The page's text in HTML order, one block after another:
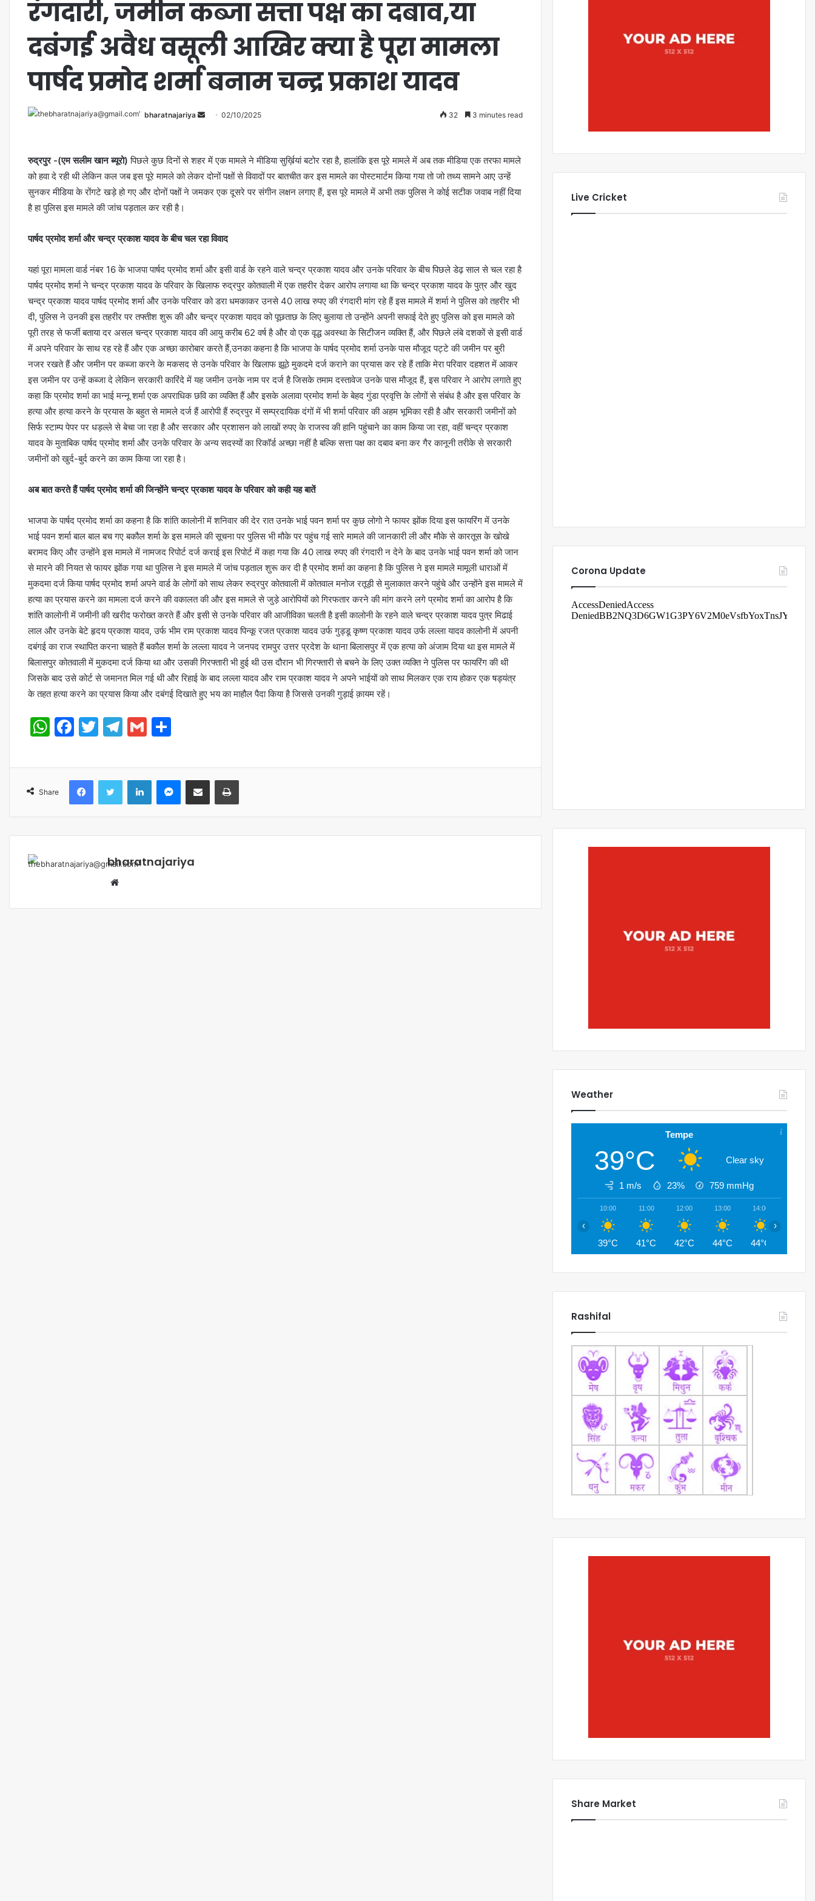
रंगदारी, जमीन कब्जा सत्ता पक्ष का दबाव,या
दबंगई अवैध वसूली आखिर क्या है पूरा मामला
पार्षद प्रमोद शर्मा बनाम चन्द्र प्रकाश यादव
bharatnajariya 02/10/2025 32 3 minutes read
रुद्रपुर -(एम सलीम खान ब्यूरो) पिछले कुछ दिनों से शहर में एक मामले ने मीडिया सुर्ख़ियां बटोर रहा है, हालांकि इस पूरे मामले में अब तक मीडिया एक तरफा मामले
को हवा दे रही थी लेकिन कल जब इस पूरे मामले को लेकर दोनों पक्षों से विवादों पर बातचीत कर इस मामले का पोस्टमार्टम किया गया तो जो तथ्य सामने आए उन्हें
सुनकर मीडिया के रोंगटे खड़े हो गए और दोनों पक्षों ने जमकर एक दूसरे पर संगीन लक्षन लगाए हैं, इस पूरे मामले में अभी तक पुलिस ने कोई सटीक जवाब नहीं दिया
है हा पुलिस इस मामले की जांच पड़ताल कर रही है।
पार्षद प्रमोद शर्मा और चन्द्र प्रकाश यादव के बीच चल रहा विवाद
यहां पूरा मामला वार्ड नंबर 16 के भाजपा पार्षद प्रमोद शर्मा और इसी वार्ड के रहने वाले चन्द्र प्रकाश यादव और उनके परिवार के बीच पिछले डेढ़ साल से चल रहा है
पार्षद प्रमोद शर्मा ने चन्द्र प्रकाश यादव के परिवार के खिलाफ रुद्रपुर कोतवाली में एक तहरीर देकर आरोप लगाया था कि चन्द्र प्रकाश यादव के पुत्र और खुद
चन्द्र प्रकाश यादव पार्षद प्रमोद शर्मा और उनके परिवार को डरा धमकाकर उनसे 40 लाख रुपए की रंगदारी मांग रहे हैं इस मामले में शर्मा ने पुलिस को तहरीर भी
दी, पुलिस ने उनकी इस तहरीर पर तफ्तीश शुरू की और चन्द्र प्रकाश यादव को पूछताछ के लिए बुलाया तो उन्होंने अपनी सफाई देते हुए पुलिस को इस मामले को
पूरी तरह से फर्जी बताया दर असल चन्द्र प्रकाश यादव की आयु करीब 62 वर्ष है और वो एक वृद्ध अवस्था के सिटीजन व्यक्ति हैं, और पिछले लंबे दशकों से इसी वार्ड
में अपने परिवार के साथ रह रहे हैं और एक अच्छा कारोबार करते हैं,उनका कहना है कि भाजपा के पार्षद प्रमोद शर्मा उनके पास मौजूद पट्टे की जमीन पर बुरी
नजर रखते हैं और जमीन पर कब्जा करने के मकसद से उनके परिवार के खिलाफ झूठे मुकदमे दर्ज कराने का प्रयास कर रहे हैं ताकि मेरा परिवार दहशत में आकर
इस जमीन पर उन्हें कब्जा दे लेकिन सरकारी कारिंदे में यह जमीन उनके नाम पर दर्ज है जिसके तमाम दस्तावेज उनके पास मौजूद हैं, इस परिवार ने आरोप लगाते हुए
कहा कि प्रमोद शर्मा का भाई मन्नू शर्मा एक अपराधिक छवि का व्यक्ति हैं और इसके अलावा प्रमोद शर्मा के बेहद गुंडा प्रवृत्ति के लोगों से संबंध है और इस परिवार के
हत्या और हत्या करने के प्रयास के बहुत से मामले दर्ज हैं आरोपी हैं रुद्रपुर में सम्प्रदायिक दंगों में भी शर्मा परिवार की अहम भूमिका रही है और सरकारी जमीनों को
सिर्फ स्टाम्प पेपर पर धड़ल्ले से बेचा जा रहा है और सरकार और प्रशासन को लाखों रुपए के राजस्व की हानि पहुंचाने का काम किया जा रहा, वहीं चन्द्र प्रकाश
यादव के मुताबिक पार्षद प्रमोद शर्मा और उनके परिवार के अन्य सदस्यों का रिकॉर्ड अच्छा नहीं है बल्कि सत्ता पक्ष का दबाव बना कर गैर कानूनी तरीके से सरकारी
जमीनों को खुर्द-बुर्द करने का काम किया जा रहा है।
अब बात करते हैं पार्षद प्रमोद शर्मा की जिन्होंने चन्द्र प्रकाश यादव के परिवार को कही यह बातें
भाजपा के पार्षद प्रमोद शर्मा का कहना है कि शांति कालोनी में शनिवार की देर रात उनके भाई पवन शर्मा पर कुछ लोगो ने फायर झोंक दिया इस फायरिंग में उनके
भाई पवन शर्मा बाल बाल बच गए बकौल शर्मा के इस मामले की सूचना पर पुलिस भी मौके पर पहुंच गई सारे मामले की जानकारी ली और मौके से कारतूस के खोखे
बरामद किए और उन्होंने इस मामले में नामजद रिपोर्ट दर्ज कराई इस रिपोर्ट में कहा गया कि 40 लाख रुपए की रंगदारी न देने के बाद उनके भाई पवन शर्मा को जान
से मारने की नियत से फायर झोंक गया था पुलिस ने इस मामले में जांच पड़ताल शुरू कर दी है प्रमोद शर्मा का कहना है कि पुलिस ने इस मामले मामूली धाराओं में
मुकदमा दर्ज किया पार्षद प्रमोद शर्मा अपने वार्ड के लोगों को साथ लेकर रुद्रपुर कोतवाली में कोतवाल मनोज रतूड़ी से मुलाकात करने पहुंचे और उन्होंने इस मामले में
हत्या का प्रयास करने का मामला दर्ज करने की वकालत की और इस मामले से जुड़े आरोपियों को गिरफतार करने की मांग करने लगे प्रमोद शर्मा का आरोप है कि
शांति कालोनी में जमीनी की खरीद फरोख्त करते हैं और इसी से उनके परिवार की आजीविका चलती है इसी कालोनी के रहने वाले चन्द्र प्रकाश यादव पुत्र मिढाई
लाल और उनके बेटे हृदय प्रकाश यादव, उर्फ भीम राम प्रकाश यादव पिन्कू रजत प्रकाश यादव उर्फ गुड्डू कृष्ण प्रकाश यादव उर्फ लल्ला यादव कालोनी में अपनी
दबंगई का राज स्थापित करना चाहते हैं बकौल शर्मा के लल्ला यादव ने जनपद रामपुर उत्तर प्रदेश के थाना बिलासपुर में एक हत्या को अंजाम दिया था इस मामले में
बिलासपुर कोतवाली में मुकदमा दर्ज किया था और उसकी गिरफ्तारी भी हुई थी उस दौरान भी गिरफ्तारी से बचने के लिए उक्त व्यक्ति ने पुलिस पर फायरिंग की थी
जिसके बाद उसे कोर्ट से जमानत मिल गई थी और रिहाई के बाद लल्ला यादव और राम प्रकाश यादव ने अपने भाईयों को साथ मिलकर एक राय होकर एक षड्यंत्र
के तहत हत्या करने का प्रयास किया और दबंगई दिखाते हुए भय का माहौल पैदा किया है जिससे उनकी गुड़ाई क़ायम रहें।
WhatsApp
Facebook
Twitter
Telegram
Gmail
Share
bharatnajariya
Live Cricket
Corona Update
Weather
Tempe
39°C Clear sky
1 m/s 23% 759 mmHg
10:00
39°C
11:00
41°C
12:00
42°C
13:00
44°C
14:00
44°C
‹ ›
Rashifal
Share Market